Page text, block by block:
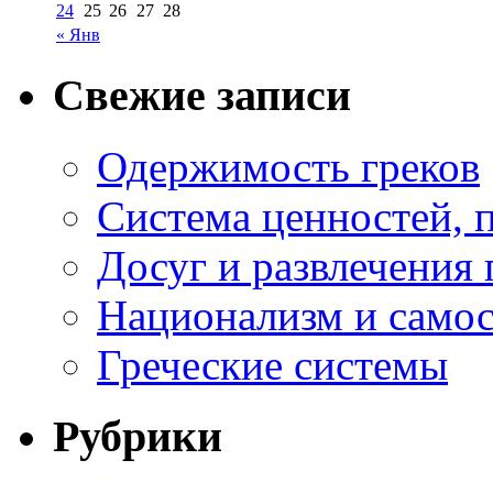
« Янв
24 25 26 27 28
Свежие записи
Одержимость греков
Система ценностей,
Досуг и развлечения
Национализм и
Греческие системы
Рубрики